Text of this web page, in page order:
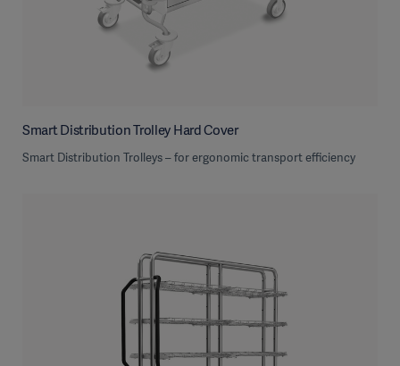
Smart Distribution Trolley Hard Cover
Smart Distribution Trolleys – for ergonomic transport efficiency